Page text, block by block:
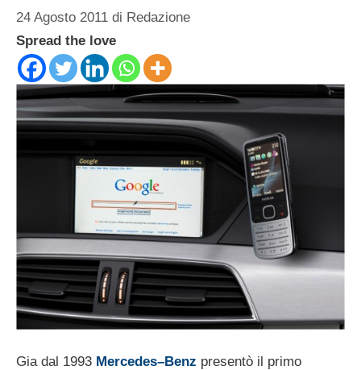
24 Agosto 2011 di Redazione
Spread the love
Gia dal 1993 Mercedes–Benz presentò il primo